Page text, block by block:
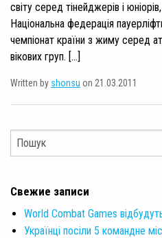
світу серед тінейджерів і
Національна федерація
чемпіонат країни з жиму серед
вікових груп. […]
Written by shonsu on 21.03.2011
Свежие записи
World Combat Games
Українці посіли 5 командне